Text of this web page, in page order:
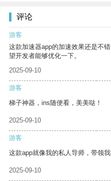
评论
游客
这款加速器app的加速效果还是不
望开发者能够优化一下。
2025-09-10
游客
梯子神器，ins随便看，美美哒！
2025-09-10
游客
这款app就像我的私人导师，带领我
2025-09-10